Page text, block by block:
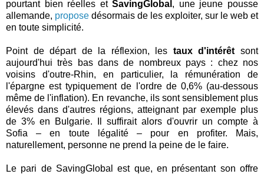
pourtant bien réelles etSavingGlobal , une jeune pousse
allemande, propose désormais de les exploiter, sur le web et
en toute simplicité.
Point de départ de la réflexion, les taux d'intérêt sont
aujourd'hui très bas dans de nombreux pays : chez nos
voisins d'outre-Rhin, en particulier, la rémunération de
l'épargne est typiquement de l'ordre de 0,6% (au-dessous
même de l'inflation). En revanche, ils sont sensiblement plus
élevés dans d'autres régions, atteignant par exemple plus
de 3% en Bulgarie. Il suffirait alors d'ouvrir un compte à
Sofia – en toute légalité – pour en profiter. Mais,
naturellement, personne ne prend la peine de le faire.
Le pari de SavingGlobal est que, en présentant son offre